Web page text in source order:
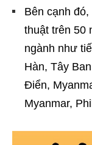
Bên cạnh
thuật trên 50
ngành như
Hàn, Tây
Điển,
Myanmar,